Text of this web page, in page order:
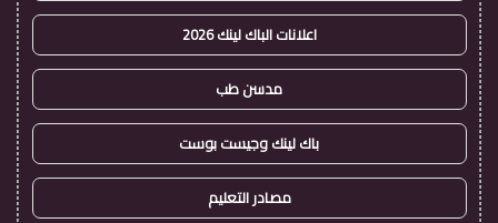
اعلانات الباك لينك 2026
مدسن طب
باك لينك وجيست بوست
مصادر التعليم